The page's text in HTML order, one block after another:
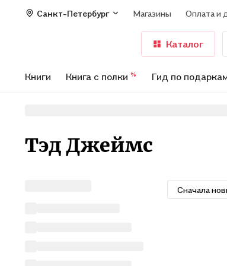
Санкт-Петербург Магазины Оплата и
Каталог
Книги Книга с полки % Гид по
Тэд Джеймс
Сначала